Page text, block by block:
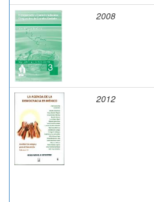
2008
2012